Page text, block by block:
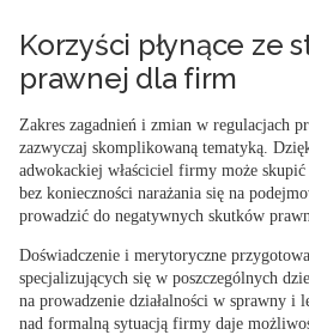
Korzyści płynące ze
prawnej dla firm
Zakres zagadnień i zmian w regulacjach
zazwyczaj skomplikowaną tematyką.
adwokackiej właściciel firmy może
bez konieczności narażania się na
prowadzić do negatywnych skutków
Doświadczenie i merytoryczne
specjalizujących się w poszczególnych
na prowadzenie działalności w sprawny i
nad formalną sytuacją firmy daje